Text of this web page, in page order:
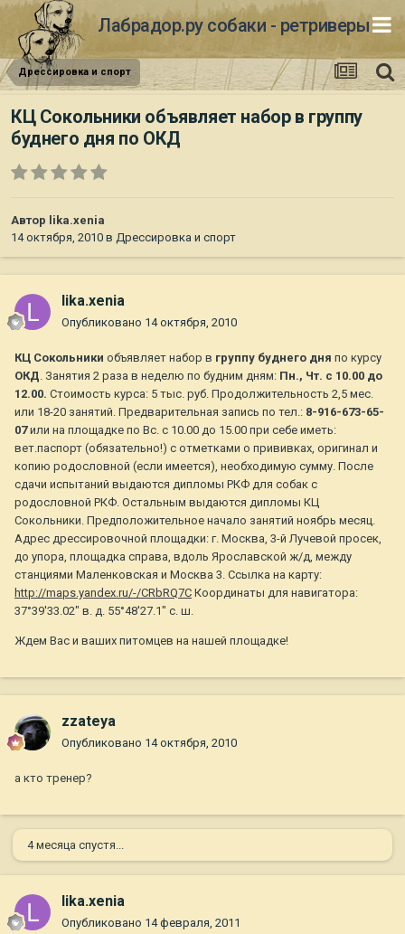
Лабрадор.ру собаки - ретриверы
Дрессировка и спорт
КЦ Сокольники объявляет набор в группу
буднего дня по ОКД
Автор lika.xenia
14 октября, 2010 в Дрессировка и спорт
lika.xenia
Опубликовано 14 октября, 2010
КЦ Сокольники объявляет набор в группу буднего дня по курсу
ОКД. Занятия 2 раза в неделю по будним дням: Пн., Чт. с 10.00 до
12.00. Стоимость курса: 5 тыс. руб. Продолжительность 2,5 мес.
или 18-20 занятий. Предварительная запись по тел.: 8-916-673-65-
07или на площадке по Вс. с 10.00 до 15.00 при себе иметь:
вет.паспорт (обязательно!) с отметками о прививках, оригинал и
копию родословной (если имеется), необходимую сумму. После
сдачи испытаний выдаются дипломы РКФ для собак с
родословной РКФ. Остальным выдаются дипломы КЦ
Сокольники. Предположительное начало занятий ноябрь месяц.
Адрес дрессировочной площадки: г. Москва, 3-й Лучевой просек,
до упора, площадка справа, вдоль Ярославской ж/д, между
станциями Маленковская и Москва 3. Ссылка на карту:
http://maps.yandex.ru/-/CRbRQ7C Координаты для навигатора:
37°39′33.02″ в. д. 55°48′27.1″ с. ш.
Ждем Вас и ваших питомцев на нашей площадке!
zzateya
Опубликовано 14 октября, 2010
а кто тренер?
4 месяца спустя...
lika.xenia
Опубликовано 14 февраля, 2011